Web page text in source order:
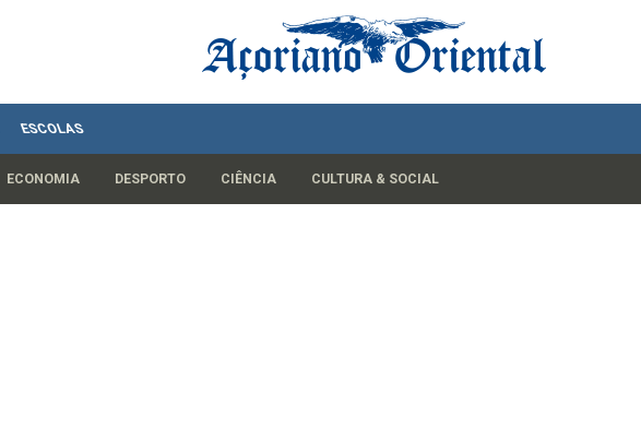
ESCOLAS
ECONOMIA DESPORTO CIÊNCIA CULTURA & SOCIAL